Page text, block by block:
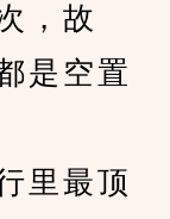
，故
是空置
里最顶